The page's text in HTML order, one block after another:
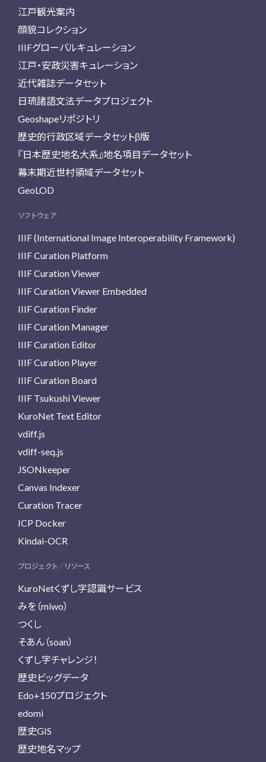
江戸観光案内
顔貌コレクション
IIIFグローバルキュレーション
江戸・安政災害キュレーション
近代雑誌データセット
日琉諸語文法データプロジェクト
Geoshapeリポジトリ
歴史的行政区域データセットβ版
『日本歴史地名大系』地名項目データセット
幕末期近世村領域データセット
GeoLOD
ソフトウェア
IIIF (International Image Interoperability Framework)
IIIF Curation Platform
IIIF Curation Viewer
IIIF Curation Viewer Embedded
IIIF Curation Finder
IIIF Curation Manager
IIIF Curation Editor
IIIF Curation Player
IIIF Curation Board
IIIF Tsukushi Viewer
KuroNet Text Editor
vdiff.js
vdiff-seq.js
JSONkeeper
Canvas Indexer
Curation Tracer
ICP Docker
Kindai-OCR
プロジェクト／リソース
KuroNetくずし字認識サービス
みを（miwo）
つくし
そあん（soan）
くずし字チャレンジ！
歴史ビッグデータ
Edo+150プロジェクト
edomi
歴史GIS
歴史地名マップ